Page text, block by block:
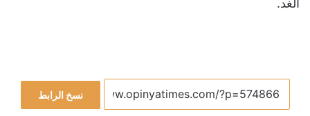
الغد.
نسخ الرابط